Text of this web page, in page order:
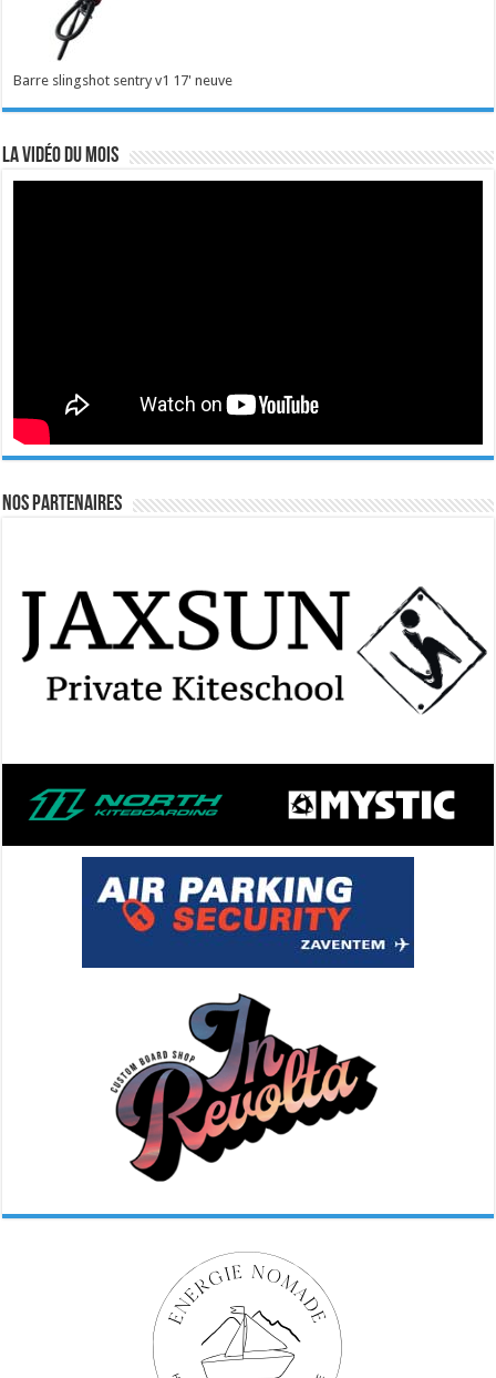
Barre slingshot sentry v1 17' neuve
La vidéo du mois
Nos Partenaires